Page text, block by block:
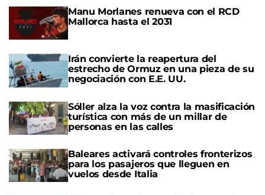
Manu Morlanes renueva con el RCD
Mallorca hasta el 2031
Irán convierte la reapertura del
estrecho de Ormuz en una pieza de su
negociación con E.E. UU.
Sóller alza la voz contra la masificación
turística con más de un millar de
personas en las calles
Baleares activará controles fronterizos
para los pasajeros que lleguen en
vuelos desde Italia